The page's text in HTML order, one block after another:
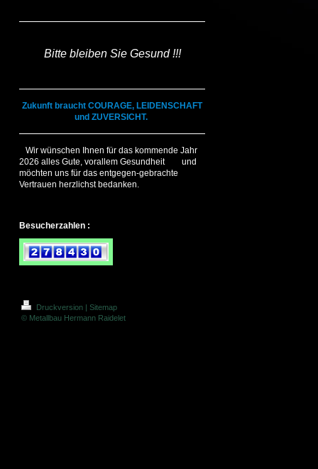
Bitte bleiben Sie Gesund !!!
Zukunft br​aucht COURAGE, LEIDENSCHAFT
und ZUVERSICHT.
Wir wünschen Ihnen für das kommende Jahr
2026 alles Gute, vorallem Gesundheit und
möchten uns für das entgegen-gebrachte
Vertrauen herzlichst bedanken.
Besucherzahlen :
Druckversion | Sitemap
© Metallbau Hermann Raidelet